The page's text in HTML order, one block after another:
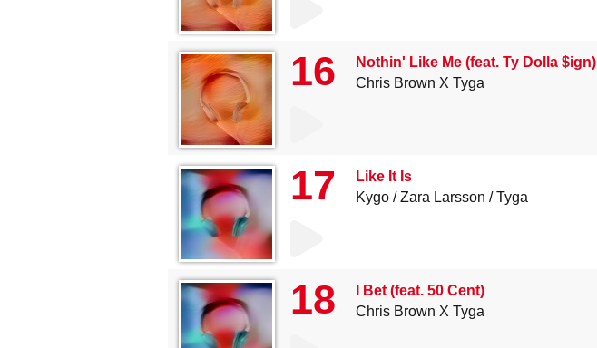
16
Nothin' Like Me (feat. Ty Dolla $ign)
Chris Brown X Tyga
17
Like It Is
Kygo
Zara Larsson Tyga
18
I Bet (feat. 50 Cent)
Chris Brown X Tyga